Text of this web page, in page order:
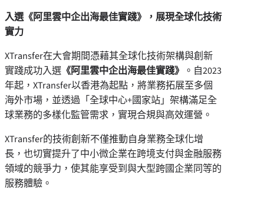
入選《阿里雲中企出海最佳實踐》，展現全球化技術
實力
XTransfer在大會期間憑藉其全球化技術架構與創新
實踐成功入選 《阿里雲中企出海最佳實踐》 。自2023
年起，XTransfer以香港為起點，將業務拓展至多個
海外市場，並透過「全球中心+國家站」架構滿足全
球業務的多樣化監管需求，實現合規與高效運營。
XTransfer的技術創新不僅推動自身業務全球化增
長，也切實提升了中小微企業在跨境支付與金融服務
領域的競爭力，使其能享受到與大型跨國企業同等的
服務體驗。